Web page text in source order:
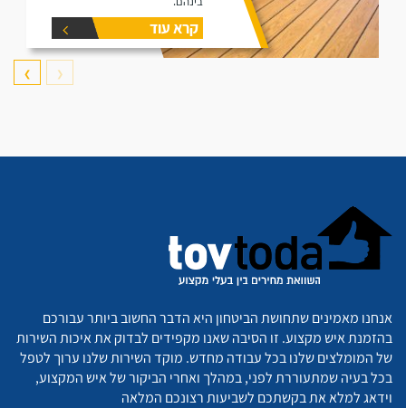
קרא עוד
❮
❯
אנחנו מאמינים שתחושת הביטחון היא הדבר החשוב ביותר עבורכם
בהזמנת איש מקצוע. זו הסיבה שאנו מקפידים לבדוק את איכות השירות
של המומלצים שלנו בכל עבודה מחדש. מוקד השירות שלנו ערוך לטפל
בכל בעיה שמתעוררת לפני, במהלך ואחרי הביקור של איש המקצוע,
וידאג למלא את בקשתכם לשביעות רצונכם המלאה